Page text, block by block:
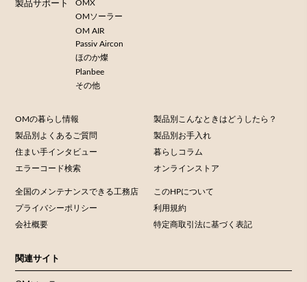
製品サポート
OMX
OMソーラー
OM AIR
Passiv Aircon
ほのか燦
Planbee
その他
OMの暮らし情報
製品別こんなときはどうしたら？
製品別よくあるご質問
製品別お手入れ
住まい手インタビュー
暮らしコラム
エラーコード検索
オンラインストア
全国のメンテナンスできる工務店
このHPについて
プライバシーポリシー
利用規約
会社概要
特定商取引法に基づく表記
関連サイト